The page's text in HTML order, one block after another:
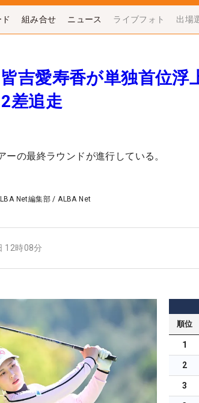
組み合せ ニュース ライブフォト 出場
吉愛寿香が単独首位浮
差追走
ーの最終ラウンドが進行している。
Net編集部 /ALBA Net
12時08分
順位
1
2
3